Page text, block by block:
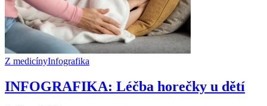
Z medicínyInfografika
INFOGRAFIKA: Léčba horečky u dětí